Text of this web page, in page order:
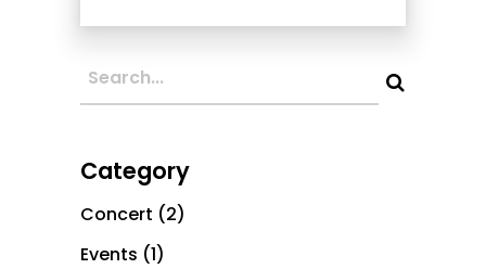
Category
Concert (2)
Events (1)